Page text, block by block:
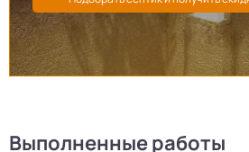
Выполненные работы